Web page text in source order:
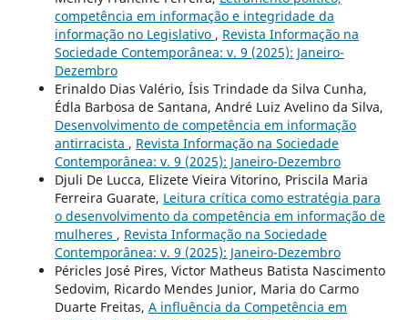
competência em informação e integridade da
informação no Legislativo , Revista Informação na
Sociedade Contemporânea: v. 9 (2025): Janeiro-
Dezembro
Erinaldo Dias Valério, Ísis Trindade da Silva Cunha,
Édla Barbosa de Santana, André Luiz Avelino da Silva,
Desenvolvimento de competência em informação
antirracista , Revista Informação na Sociedade
Contemporânea: v. 9 (2025): Janeiro-Dezembro
Djuli De Lucca, Elizete Vieira Vitorino, Priscila Maria
Ferreira Guarate, Leitura crítica como estratégia para
o desenvolvimento da competência em informação de
mulheres , Revista Informação na Sociedade
Contemporânea: v. 9 (2025): Janeiro-Dezembro
Péricles José Pires, Victor Matheus Batista Nascimento
Sedovim, Ricardo Mendes Junior, Maria do Carmo
Duarte Freitas, A influência da Competência em